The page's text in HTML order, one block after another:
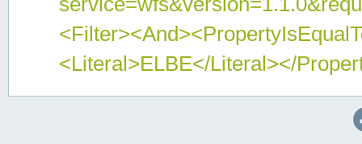
<Literal>ELBE</Literal></